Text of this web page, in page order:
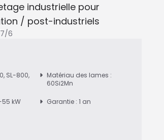
industrielle pour
/ post-industriels
6
SL-800,
Matériau des lames :
60Si2Mn
kW Garantie : 1 an